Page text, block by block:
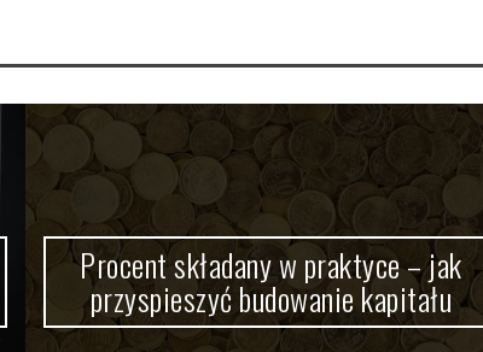
i rozwój motoryczny
jest przeznaczona?
Procent składany w praktyce – jak
przyspieszyć budowanie kapitału